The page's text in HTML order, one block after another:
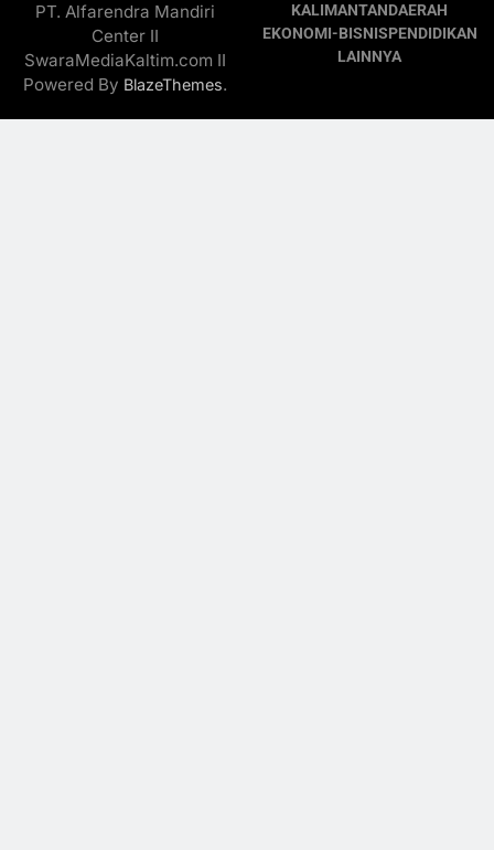
PT. Alfarendra Mandiri
Center II
SwaraMediaKaltim.com II
Powered By BlazeThemes.
KALIMANTANDAERAH
EKONOMI-BISNISPENDIDIKAN
LAINNYA